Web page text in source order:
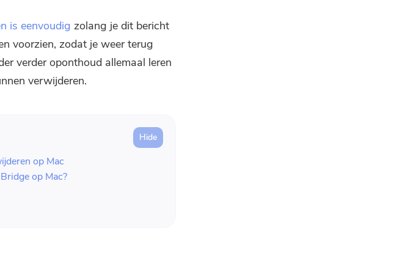
is eenvoudig zolang je dit bericht
voorzien, zodat je weer terug
verder oponthoud allemaal leren
verwijderen.
op Mac
op Mac?